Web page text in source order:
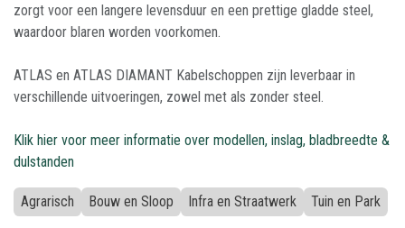
zorgt voor een langere levensduur en een prettige gladde steel,
waardoor blaren worden voorkomen.
ATLAS en ATLAS DIAMANT Kabelschoppen zijn leverbaar in
verschillende uitvoeringen, zowel met als zonder steel.
Klik hier voor meer informatie over modellen, inslag, bladbreedte &
dulstanden
Agrarisch Bouw en Sloop Infra en Straatwerk Tuin en Park